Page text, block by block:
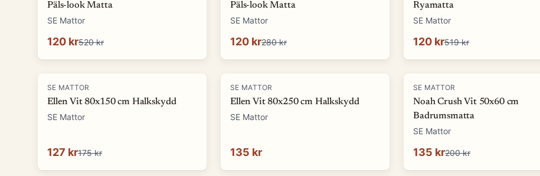
Päls-look Matta
SE Mattor
120 kr520 kr
Päls-look Matta
SE Mattor
120 kr280 kr
Ryamatta
SE Mattor
120 kr519 kr
-27 %
SE MATTOR
Ellen Vit 80x150 cm Halkskydd
SE Mattor
127 kr175 kr
SE MATTOR
Ellen Vit 80x250 cm Halkskydd
SE Mattor
135 kr
-32%
SE MATTOR
Noah Crush Vit 50x60 cm
Badrumsmatta
SE Mattor
135 kr200 kr